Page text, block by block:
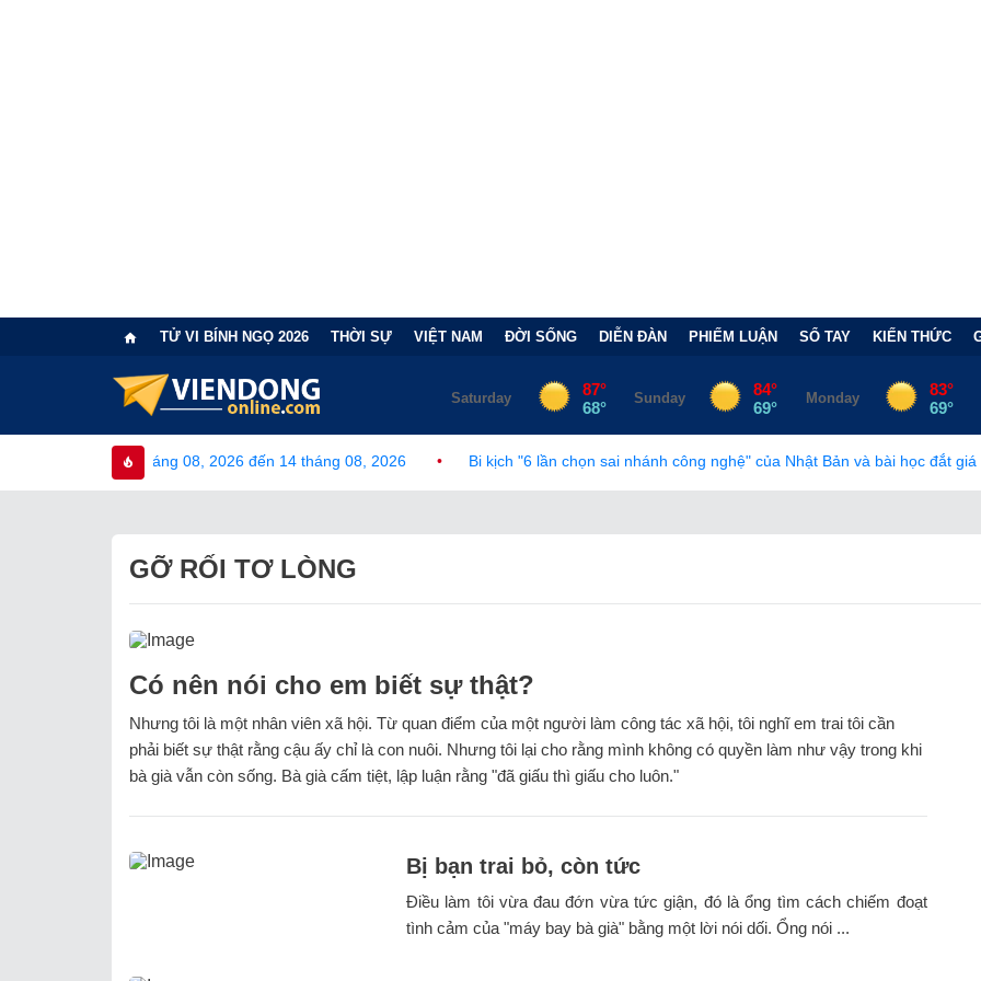
TỬ VI BÍNH NGỌ 2026 THỜI SỰ VIỆT NAM ĐỜI SỐNG DIỄN ĐÀN PHIẾM LUẬN SỔ TAY KIẾN THỨC
tháng 08, 2026 đến 14 tháng 08, 2026 • Bi kịch "6 lần chọn sai nhánh công nghệ" của Nhật Bản và bài học đắt giá • Bẫy Tài
GỠ RỐI TƠ LÒNG
Có nên nói cho em biết sự thật?
Nhưng tôi là một nhân viên xã hội. Từ quan điểm của một người làm công tác xã hội, tôi nghĩ em trai tôi cần
phải biết sự thật rằng cậu ấy chỉ là con nuôi. Nhưng tôi lại cho rằng mình không có quyền làm như vậy trong khi
bà già vẫn còn sống. Bà già cấm tiệt, lập luận rằng "đã giấu thì giấu cho luôn."
Bị bạn trai bỏ, còn tức
Điều làm tôi vừa đau đớn vừa tức giận, đó là ổng tìm cách chiếm đoạt
tình cảm của "máy bay bà già" bằng một lời nói dối. Ổng nói ...